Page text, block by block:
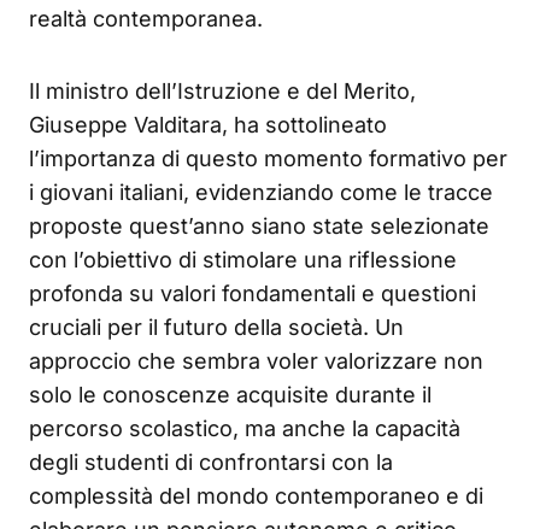
realtà contemporanea.
Il ministro dell’Istruzione e del Merito,
Giuseppe Valditara, ha sottolineato
l’importanza di questo momento formativo per
i giovani italiani, evidenziando come le tracce
proposte quest’anno siano state selezionate
con l’obiettivo di stimolare una riflessione
profonda su valori fondamentali e questioni
cruciali per il futuro della società. Un
approccio che sembra voler valorizzare non
solo le conoscenze acquisite durante il
percorso scolastico, ma anche la capacità
degli studenti di confrontarsi con la
complessità del mondo contemporaneo e di